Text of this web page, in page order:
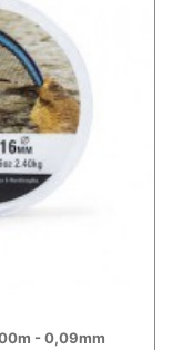
- 0,09mm